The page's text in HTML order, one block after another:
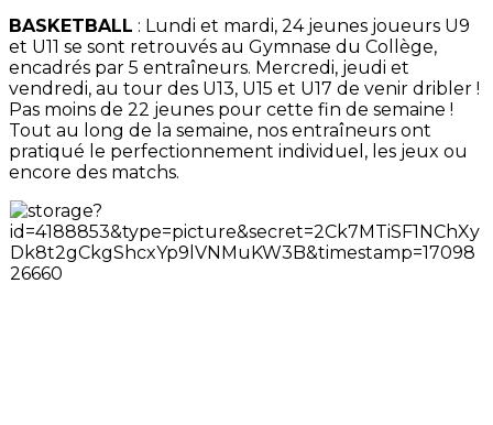
BASKETBALL : Lundi et mardi, 24 jeunes joueurs U9
et U11 se sont retrouvés au Gymnase du Collège,
encadrés par 5 entraîneurs. Mercredi, jeudi et
vendredi, au tour des U13, U15 et U17 de venir dribler !
Pas moins de 22 jeunes pour cette fin de semaine !
Tout au long de la semaine, nos entraîneurs ont
pratiqué le perfectionnement individuel, les jeux ou
encore des matchs.